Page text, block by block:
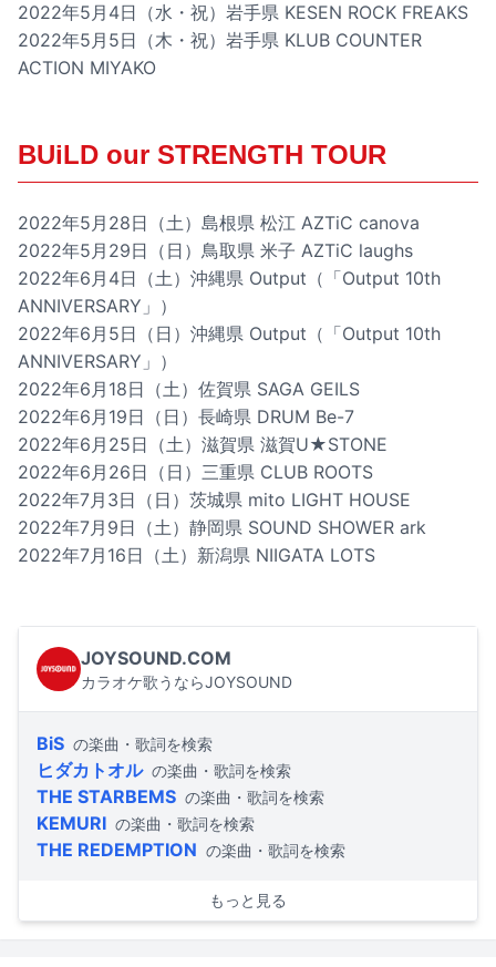
2022年5月4日（水・祝）岩手県 KESEN ROCK FREAKS
2022年5月5日（木・祝）岩手県 KLUB COUNTER
ACTION MIYAKO
BUiLD our STRENGTH TOUR
2022年5月28日（土）島根県 松江 AZTiC canova
2022年5月29日（日）鳥取県 米子 AZTiC laughs
2022年6月4日（土）沖縄県 Output（「Output 10th
ANNIVERSARY」）
2022年6月5日（日）沖縄県 Output（「Output 10th
ANNIVERSARY」）
2022年6月18日（土）佐賀県 SAGA GEILS
2022年6月19日（日）長崎県 DRUM Be-7
2022年6月25日（土）滋賀県 滋賀U★STONE
2022年6月26日（日）三重県 CLUB ROOTS
2022年7月3日（日）茨城県 mito LIGHT HOUSE
2022年7月9日（土）静岡県 SOUND SHOWER ark
2022年7月16日（土）新潟県 NIIGATA LOTS
JOYSOUND.COM
カラオケ歌うならJOYSOUND
BiS の楽曲・歌詞を検索
ヒダカトオル の楽曲・歌詞を検索
THE STARBEMS の楽曲・歌詞を検索
KEMURI の楽曲・歌詞を検索
THE REDEMPTION の楽曲・歌詞を検索
もっと見る